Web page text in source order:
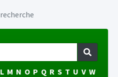
recherche
L M N O P Q R S T U V W